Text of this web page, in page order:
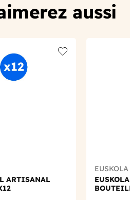
aussi
ARTISANAL
EUSKOLA